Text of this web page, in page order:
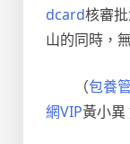
dcard核審
山的同時，
（包養
網VIP黃小異